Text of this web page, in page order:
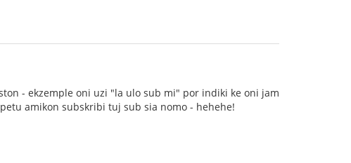
- ekzemple oni uzi "la ulo sub mi" por indiki ke oni jam
amikon subskribi tuj sub sia nomo - hehehe!